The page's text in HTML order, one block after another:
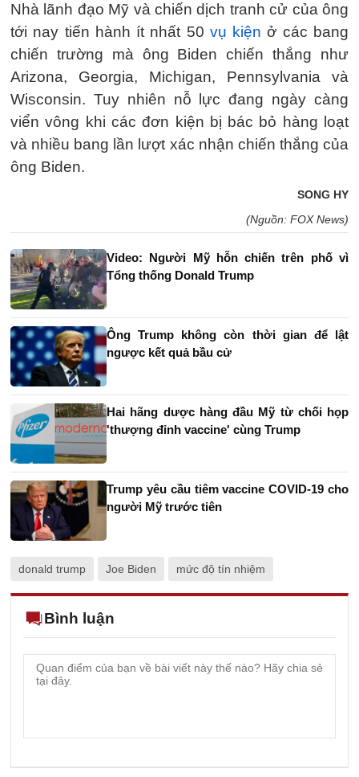
Nhà lãnh đạo Mỹ và chiến dịch tranh cử của ông
tới nay tiến hành ít nhất 50 vụ kiện ở các bang
chiến trường mà ông Biden chiến thắng như
Arizona, Georgia, Michigan, Pennsylvania và
Wisconsin. Tuy nhiên nỗ lực đang ngày càng
viển vông khi các đơn kiện bị bác bỏ hàng loạt
và nhiều bang lần lượt xác nhận chiến thắng của
ông Biden.
SONG HY
(Nguồn: FOX News)
Video: Người Mỹ hỗn chiến trên phố vì
Tổng thống Donald Trump
Ông Trump không còn thời gian để lật
ngược kết quả bầu cử
Hai hãng dược hàng đầu Mỹ từ chối họp
'thượng đỉnh vaccine' cùng Trump
Trump yêu cầu tiêm vaccine COVID-19 cho
người Mỹ trước tiên
donald trump Joe Biden mức độ tín nhiệm
Bình luận